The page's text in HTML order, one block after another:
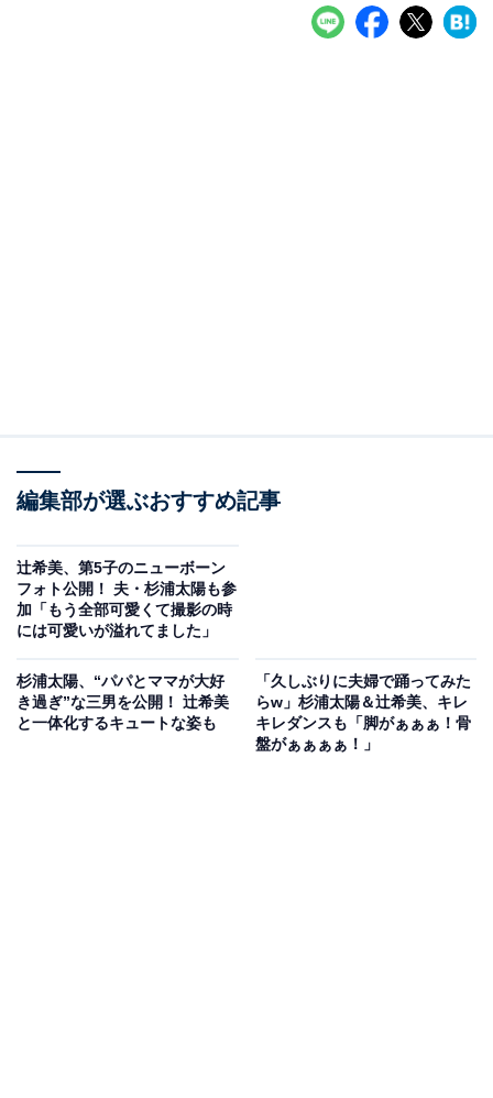
編集部が選ぶおすすめ記事
辻希美、第5子のニューボーン
フォト公開！ 夫・杉浦太陽も参
加「もう全部可愛くて撮影の時
には可愛いが溢れてました」
杉浦太陽、“パパとママが大好
き過ぎ”な三男を公開！ 辻希美
と一体化するキュートな姿も
「久しぶりに夫婦で踊ってみた
らw」杉浦太陽＆辻希美、キレ
キレダンスも「脚がぁぁぁ！骨
盤がぁぁぁぁ！」